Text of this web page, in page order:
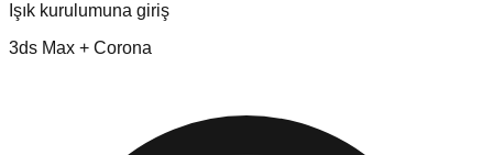
Işık kurulumuna giriş
3ds Max + Corona